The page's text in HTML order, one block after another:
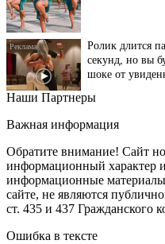
шоке от
Смолов призвал
футболистов
страну
Ролик из
будете смеяться
Наши Партнеры
Важная информация
Обратите внимание! Сайт
информационный характер
информационные
сайте, не являются
ст. 435 и 437 Гражданского
Ошибка в тексте